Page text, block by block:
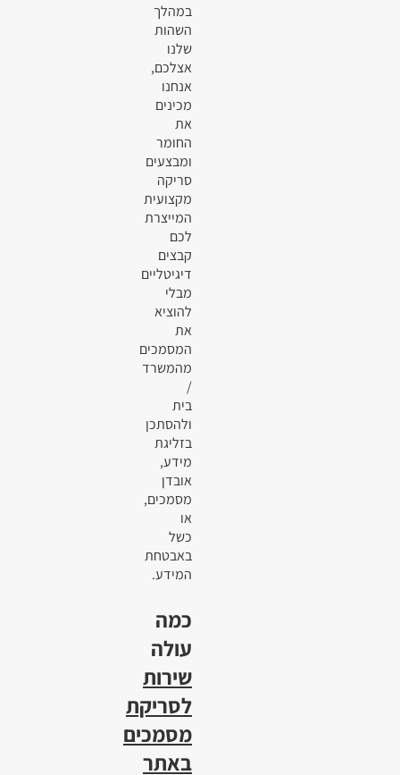
במהלך
השהות
שלנו
אצלכם,
אנחנו
מכינים
את
החומר
ומבצעים
סריקה
מקצועית
המייצרת
לכם
קבצים
דיגיטליים
מבלי
להוציא
את
המסמכים
מהמשרד
/
בית
ולהסתכן
בזליגת
מידע,
אובדן
מסמכים,
או
כשל
באבטחת
המידע.
כמה
עולה
שירות
לסריקת
מסמכים
באתר